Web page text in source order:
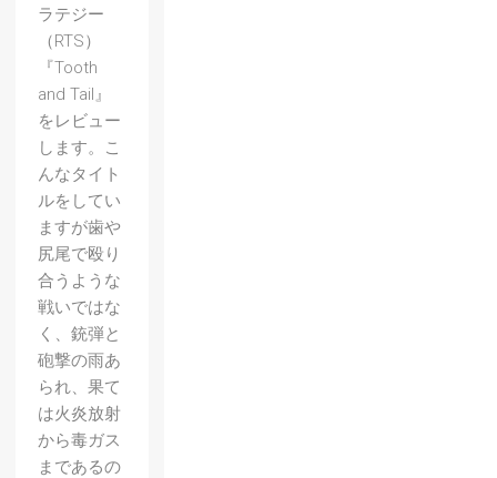
ラテジー
（RTS）
『Tooth
and Tail』
をレビュー
します。こ
んなタイト
ルをしてい
ますが歯や
尻尾で殴り
合うような
戦いではな
く、銃弾と
砲撃の雨あ
られ、果て
は火炎放射
から毒ガス
まであるの